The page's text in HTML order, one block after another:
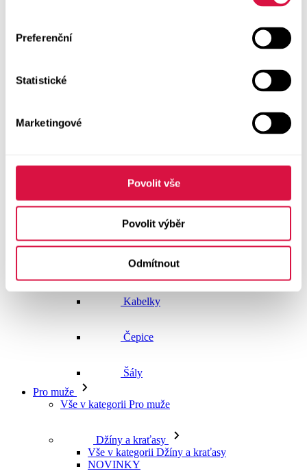
Preferenční
Statistické
Marketingové
Povolit vše
Povolit výběr
Odmítnout
Boty GEOX
Pásky
Peněženky
Kabelky
Čepice
Šály
Pro muže
Vše v kategorii Pro muže
Džíny a kraťasy
Vše v kategorii Džíny a kraťasy
NOVINKY